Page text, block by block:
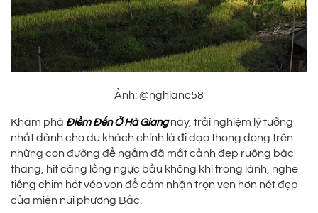
Ảnh: @nghianc58
Khám phá Điểm Đến Ở Hà Giangnày, trải nghiệm lý tưởng
nhất dành cho du khách chính là đi dạo thong dong trên
những con đường để ngắm đã mắt cảnh đẹp ruộng bậc
thang, hít căng lồng ngực bầu không khí trong lành, nghe
tiếng chim hót véo von để cảm nhận trọn vẹn hơn nét đẹp
của miền núi phương Bắc.